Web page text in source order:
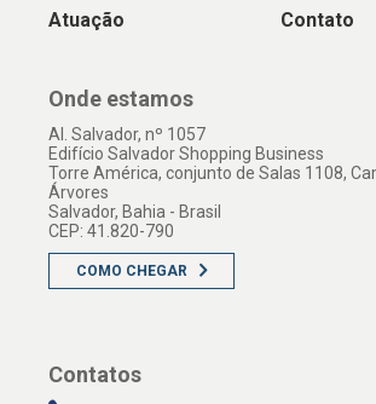
Atuação
Contato
Onde estamos
Al. Salvador, nº 1057
Edifício Salvador Shopping Business
Torre América, conjunto de Salas 1108,
Árvores
Salvador, Bahia - Brasil
CEP: 41.820-790
COMO CHEGAR
Contatos